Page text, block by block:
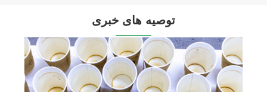
توصیه های خبری